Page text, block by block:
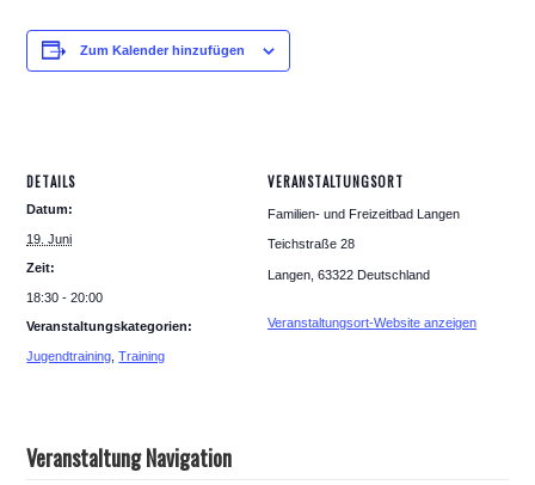
Zum Kalender hinzufügen
DETAILS
Datum:
19. Juni
Zeit:
18:30 - 20:00
Veranstaltungskategorien:
Jugendtraining ,Training
VERANSTALTUNGSORT
Familien- und Freizeitbad Langen
Teichstraße 28
Langen, 63322 Deutschland
Veranstaltungsort-Website anzeigen
Veranstaltung Navigation